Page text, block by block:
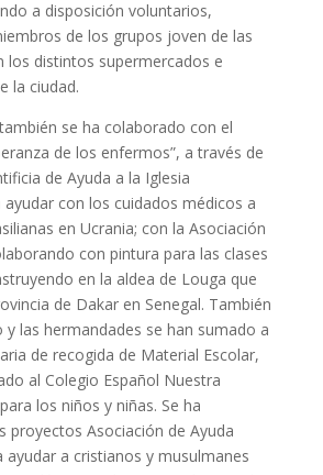
a disposición voluntarios,
de los grupos joven de las
los distintos supermercados e
la ciudad.
se ha colaborado con el
de los enfermos”, a través de
de Ayuda a la Iglesia
con los cuidados médicos a
en Ucrania; con la Asociación
con pintura para las clases
en la aldea de Louga que
de Dakar en Senegal. También
y las hermandades se han sumado a
de recogida de Material Escolar,
al Colegio Español Nuestra
los niños y niñas. Se ha
proyectos Asociación de Ayuda
ayudar a cristianos y musulmanes